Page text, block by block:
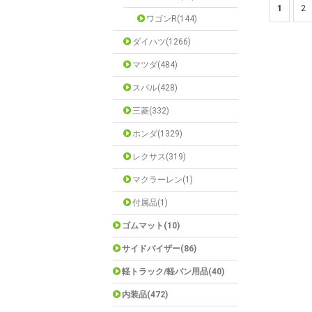
ワゴンR(144)
ダイハツ(1266)
マツダ(484)
スバル(428)
三菱(332)
ホンダ(1329)
レクサス(319)
マクラーレン(1)
付属品(1)
ゴムマット(10)
サイドバイザー(86)
軽トラック/軽バン用品(40)
内装品(472)
1 2